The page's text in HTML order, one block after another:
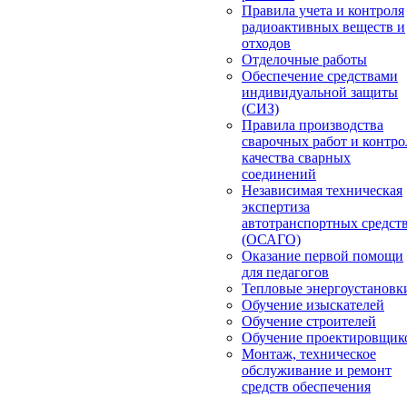
Правила учета и контроля
радиоактивных веществ и
отходов
Отделочные работы
Обеспечение средствами
индивидуальной защиты
(СИЗ)
Правила производства
сварочных работ и
качества сварных
соединений
Независимая техническая
экспертиза
автотранспортных
(ОСАГО)
Оказание первой помощи
для педагогов
Тепловые
Обучение изыскателей
Обучение строителей
Обучение
Монтаж, техническое
обслуживание и ремонт
средств обеспечения